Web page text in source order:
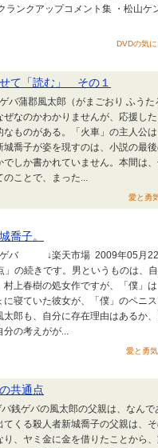
ランクアップコメント集 ・松山ケ
DVDの気
て「読む」 その１
蒲郡風太郎（がまごおり ふうた
なのかわかりませんが、応援し
ものがある。「火車」の主人公
喬子が姿を現すのは、小説の最
しか書かれていません。本間は
のことで、まった...
愛と勇
喬子。
バ ↓楽天市場 2009年05月22
の続きです。男というものは、
上春樹の処女作ですが、「僕」
寝ていた彼女が、「僕」のペニ
郎も、自分に存在理由はあるか
分の考えがが...
愛と勇
共通点
銭ゲバの風太郎の父親は、なんで
くる殺人者新城喬子の父親は、
、ヤミ金に金を借りたことから